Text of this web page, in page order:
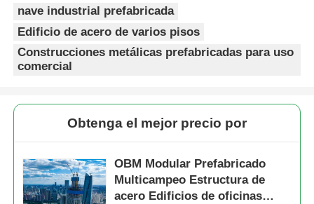
nave industrial prefabricada
Edificio de acero de varios pisos
Construcciones metálicas prefabricadas para uso
comercial
Obtenga el mejor precio por
OBM Modular Prefabricado
Multicampeo Estructura de
acero Edificios de oficinas